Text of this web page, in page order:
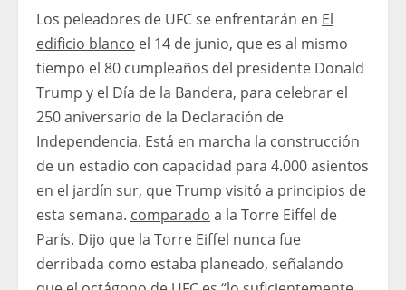
Los peleadores de UFC se enfrentarán en El
edificio blanco el 14 de junio, que es al mismo
tiempo el 80 cumpleaños del presidente Donald
Trump y el Día de la Bandera, para celebrar el
250 aniversario de la Declaración de
Independencia. Está en marcha la construcción
de un estadio con capacidad para 4.000 asientos
en el jardín sur, que Trump visitó a principios de
esta semana. comparado a la Torre Eiffel de
París. Dijo que la Torre Eiffel nunca fue
derribada como estaba planeado, señalando